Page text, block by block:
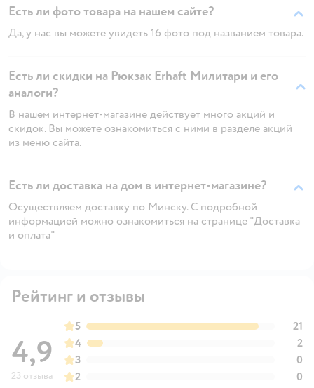
Есть ли фото товара на нашем сайте?
Да, у нас вы можете увидеть 16 фото под названием товара.
Есть ли скидки на Рюкзак Erhaft Милитари и его
аналоги?
В нашем интернет-магазине действует много акций и
скидок. Вы можете ознакомиться с ними в разделе акций
из меню сайта.
Есть ли доставка на дом в интернет-магазине?
Осуществляем доставку по Минску. С подробной
информацией можно ознакомиться на странице "Доставка
и оплата"
Рейтинг и отзывы
4,9
23 отзыва
5
21
4
2
3
0
2
0